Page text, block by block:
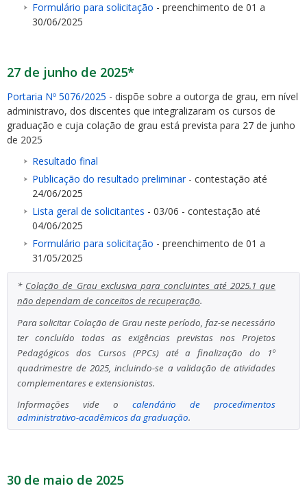
Formulário para solicitação - preenchimento de 01 a
30/06/2025
27 de junho de 2025*
Portaria Nº 5076/2025 - dispõe sobre a outorga de grau, em nível
administravo, dos discentes que integralizaram os cursos de
graduação e cuja colação de grau está prevista para 27 de junho
de 2025
Resultado final
Publicação do resultado preliminar- contestação até
24/06/2025
Lista geral de solicitantes - 03/06 - contestação até
04/06/2025
Formulário para solicitação - preenchimento de 01 a
31/05/2025
* Colação de Grau exclusiva para concluintes até 2025.1 que
não dependam de conceitos de recuperação.
Para solicitar Colação de Grau neste período, faz-se necessário
ter concluído todas as exigências previstas nos Projetos
Pedagógicos dos Cursos (PPCs) até a finalização do 1º
quadrimestre de 2025, incluindo-se a validação de atividades
complementares e extensionistas.
Informações vide o calendário de procedimentos
administrativo-acadêmicos da graduação.
30 de maio de 2025